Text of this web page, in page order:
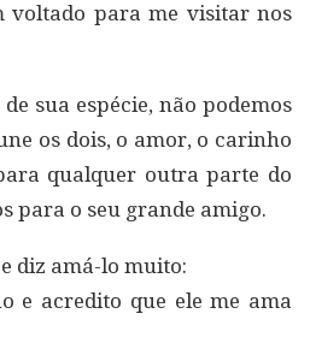
voltado para me visitar nos
sua espécie, não podemos
os dois, o amor, o carinho
qualquer outra parte do
para o seu grande amigo.
diz amá-lo muito:
e acredito que ele me ama